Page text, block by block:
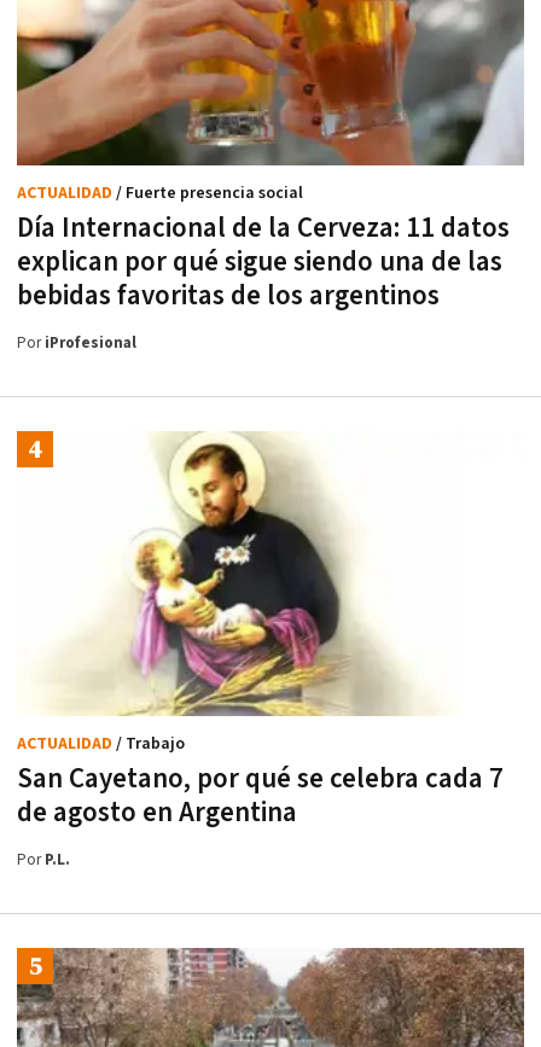
Día Internacional de la Cerveza: 11 datos
explican por qué sigue siendo una de las
bebidas favoritas de los argentinos
ACTUALIDAD / Fuerte presencia social
PoriProfesional
San Cayetano, por qué se celebra cada 7
de agosto en Argentina
ACTUALIDAD / Trabajo
PorP.L.